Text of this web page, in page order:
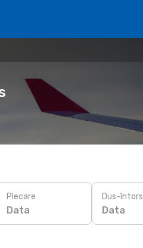
Plecare
Data
Dus-întors
Data